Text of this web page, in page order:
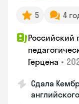
5 4
Российский
Герцена •
Сдала